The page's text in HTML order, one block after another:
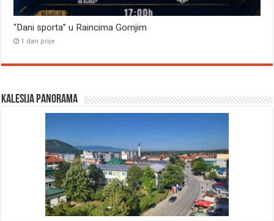
“Dani sporta” u Raincima Gornjim
1 dan prije
Kalesija panorama